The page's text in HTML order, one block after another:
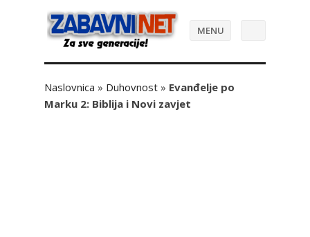
MENU
Naslovnica » Duhovnost » Evanđelje po
Marku 2: Biblija i Novi zavjet